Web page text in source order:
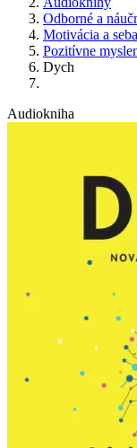
Odborné a
Motivácia a
Pozitívne
Dych
Audiokniha